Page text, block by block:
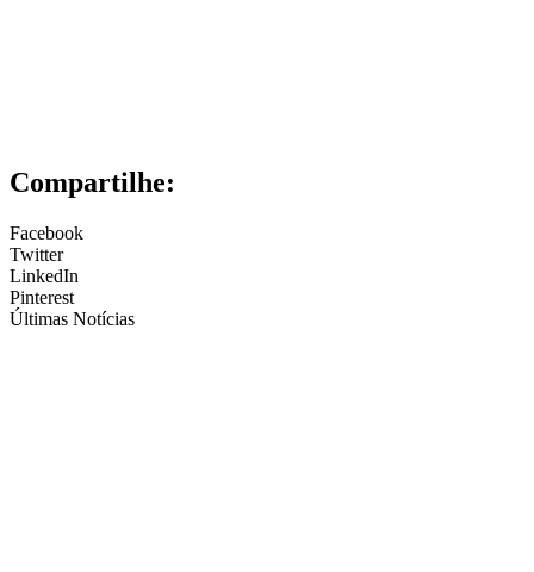
Compartilhe:
Facebook
Twitter
LinkedIn
Pinterest
Últimas Notícias